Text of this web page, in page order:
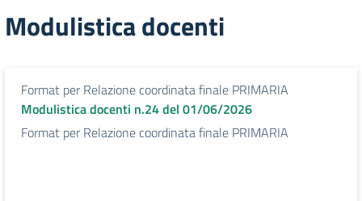
Modulistica docenti
Format per Relazione coordinata finale PRIMARIA
Modulistica docenti n.24 del 01/06/2026
Format per Relazione coordinata finale PRIMARIA